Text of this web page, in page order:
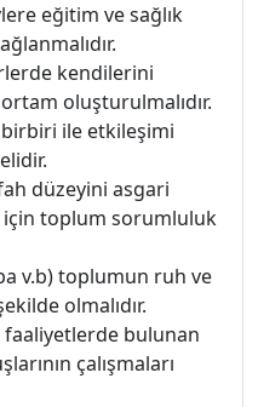
eğitim ve sağlık
kendilerini
oluşturulmalıdır.
ile etkileşimi
düzeyini asgari
toplum sorumluluk
v.b) toplumun ruh ve
olmalıdır.
bulunan
çalışmaları